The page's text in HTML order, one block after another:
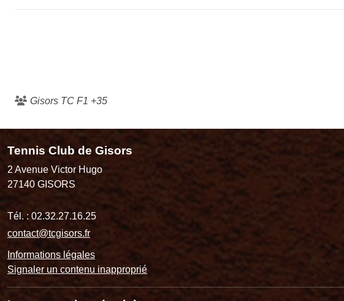
Gisors TC F1 +35
Tennis Club de Gisors
2 Avenue Victor Hugo
27140 GISORS
Tél. : 02.32.27.16.25
contact@tcgisors.fr
Informations légales
Signaler un contenu inapproprié